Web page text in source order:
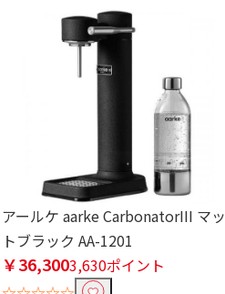
アールケ aarke CarbonatorIII マッ
トブラック AA-1201
￥36,3003,630ポイント